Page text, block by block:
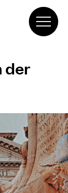
der